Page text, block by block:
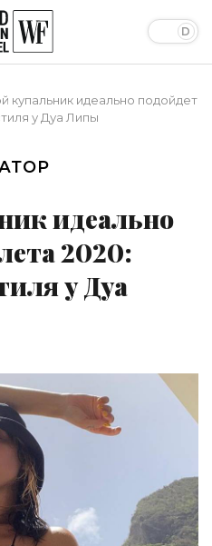
купальник идеально подойдет
у Дуа Липы
идеально
2020:
у Дуа